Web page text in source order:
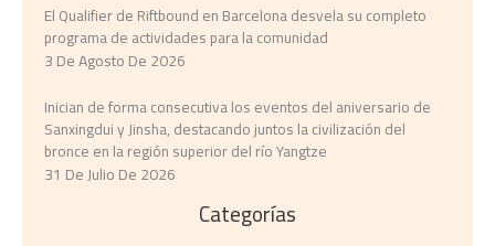
El Qualifier de Riftbound en Barcelona desvela su completo
programa de actividades para la comunidad
3 De Agosto De 2026
Inician de forma consecutiva los eventos del aniversario de
Sanxingdui y Jinsha, destacando juntos la civilización del
bronce en la región superior del río Yangtze
31 De Julio De 2026
Categorías